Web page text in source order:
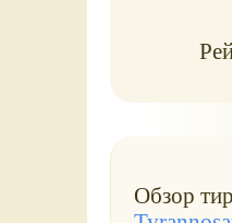
Обзор